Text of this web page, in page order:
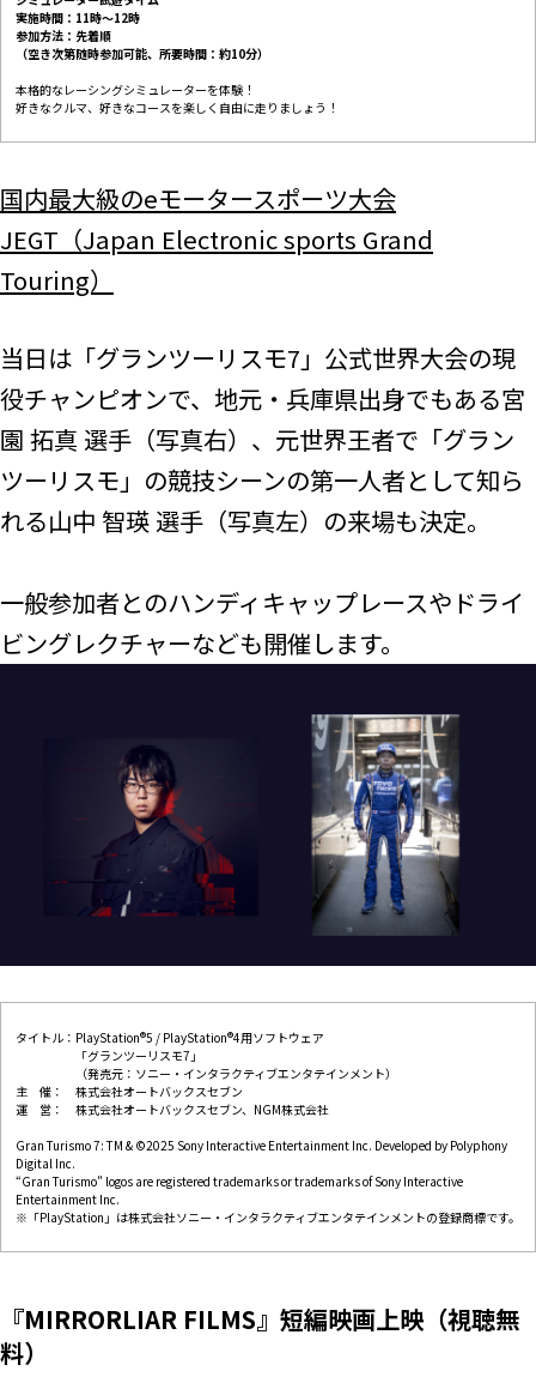
実施時間：11時〜12時
参加方法：先着順
（空き次第随時参加可能、所要時間：約10分）
本格的なレーシングシミュレーターを体験！
好きなクルマ、好きなコースを楽しく自由に走りましょう！
国内最大級のeモータースポーツ大会
JEGT（Japan Electronic sports Grand
Touring）
当日は「グランツーリスモ7」公式世界大会の現
役チャンピオンで、地元・兵庫県出身でもある宮
園 拓真 選手（写真右）、元世界王者で「グラン
ツーリスモ」の競技シーンの第一人者として知ら
れる山中 智瑛 選手（写真左）の来場も決定。
一般参加者とのハンディキャップレースやドライ
ビングレクチャーなども開催します。
タイトル：PlayStation®5 / PlayStation®4用ソフトウェア
「グランツーリスモ7」
（発売元：ソニー・インタラクティブエンタテインメント）
主 催： 株式会社オートバックスセブン
運 営： 株式会社オートバックスセブン、NGM株式会社
Gran Turismo 7: TM & ©2025 Sony Interactive Entertainment Inc. Developed by Polyphony
Digital Inc.
“Gran Turismo” logos are registered trademarks or trademarks of Sony Interactive
Entertainment Inc.
※「PlayStation」は株式会社ソニー・インタラクティブエンタテインメントの登録商標です。
『MIRRORLIAR FILMS』短編映画上映（視聴無
料）